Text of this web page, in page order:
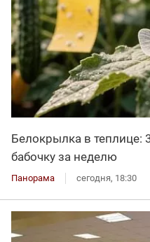
Белокрылка в теплице:
бабочку за неделю
Панорама сегодня, 18:30